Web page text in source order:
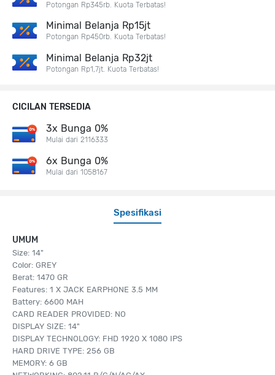
Spesifikasi
UMUM
Size: 14"
Color: GREY
Berat: 1470 GR
Features: 1 X JACK EARPHONE 3.5 MM
Battery: 6600 MAH
CARD READER PROVIDED: NO
DISPLAY SIZE: 14"
DISPLAY TECHNOLOGY: FHD 1920 X 1080 IPS
HARD DRIVE TYPE: 256 GB
MEMORY: 6 GB
Potongan Rp345rb. Kuota Terbatas!
Minimal Belanja Rp15jt
Potongan Rp450rb. Kuota Terbatas!
Minimal Belanja Rp32jt
Potongan Rp1,7jt. Kuota Terbatas!
CICILAN TERSEDIA
3x Bunga 0%
Mulai dari 2116333
6x Bunga 0%
Mulai dari 1058167